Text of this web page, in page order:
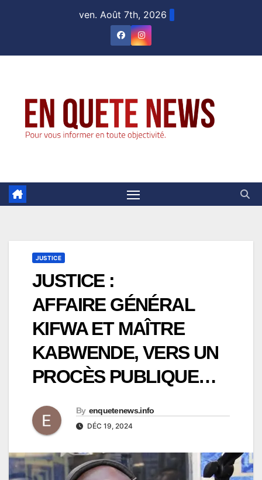
ven. Août 7th, 2026
JUSTICE
JUSTICE :
AFFAIRE GÉNÉRAL
KIFWA ET MAÎTRE
KABWENDE, VERS UN
PROCÈS PUBLIQUE…
By enquetenews.info
DÉC 19, 2024